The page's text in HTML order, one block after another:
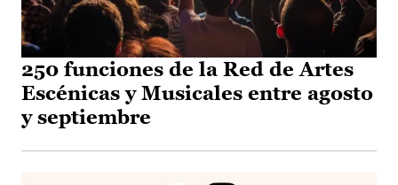
250 funciones de la Red de Artes
Escénicas y Musicales entre agosto
y septiembre